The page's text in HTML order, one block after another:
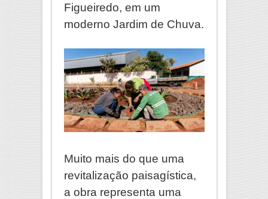
Figueiredo, em um
moderno Jardim de Chuva.
Muito mais do que uma
revitalização paisagística,
a obra representa uma